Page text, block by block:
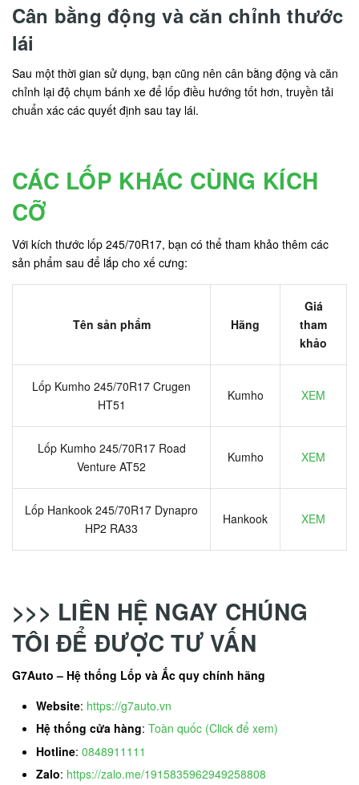
Cân bằng động và căn chỉnh thước
lái
Sau một thời gian sử dụng, bạn cũng nên cân bằng động và căn
chỉnh lại độ chụm bánh xe để lốp điều hướng tốt hơn, truyền tải
chuẩn xác các quyết định sau tay lái.
CÁC LỐP KHÁC CÙNG KÍCH
CỠ
Với kích thước lốp 245/70R17, bạn có thể tham khảo thêm các
sản phẩm sau để lắp cho xế cưng:
Tên sản phẩm Hãng
Giá
tham
khảo
Lốp Kumho 245/70R17 Crugen
HT51
Kumho XEM
Lốp Kumho 245/70R17 Road
Venture AT52
Kumho XEM
Lốp Hankook 245/70R17 Dynapro
HP2 RA33
Hankook XEM
>>> LIÊN HỆ NGAY CHÚNG
TÔI ĐỂ ĐƯỢC TƯ VẤN
G7Auto – Hệ thống Lốp và Ắc quy chính hãng
Website: https://g7auto.vn
Hệ thống cửa hàng: Toàn quốc (Click để xem)
Hotline: 0848911111
Zalo: https://zalo.me/1915835962949258808